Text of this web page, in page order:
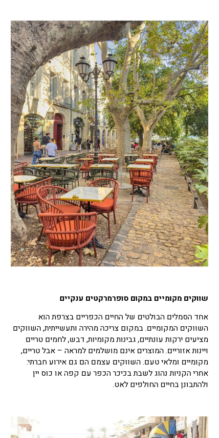
שווקים מקומיים במקום סופרמרקטים ענקיים
אחד הסמלים הבולטים של החיים הכפריים בצרפת הוא
השווקים המקומיים. במקום צריכה מהירה ותעשייתית, השווקים
מציעים ירקות עונתיים, גבינות מקומיות, דבש, לחמים טריים
ויינות אזוריים. המוצרים אינם מושלמים למראה – אבל טריים,
מקומיים ומלאי טעם. השווקים עצמם הם גם אירוע חברתי:
אחרי הקניות נהוג לשבת בכיכר הכפר עם קפה או כוס יין
ולהתבונן בחיים החולפים לאט.